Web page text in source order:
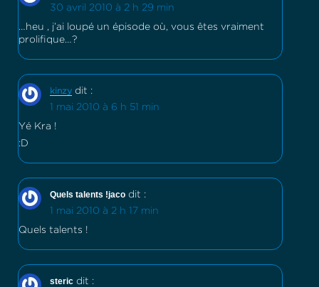
30 avril 2010 à 2 h 29 min
…heu , j’ai loupé un épisode où, vous êtes vraiment
prolifique…?
kinzy dit :
1 mai 2010 à 6 h 51 min
Yé Kra !
:D
Quels talents !jaco dit :
1 mai 2010 à 2 h 17 min
Quels talents !
steric dit :